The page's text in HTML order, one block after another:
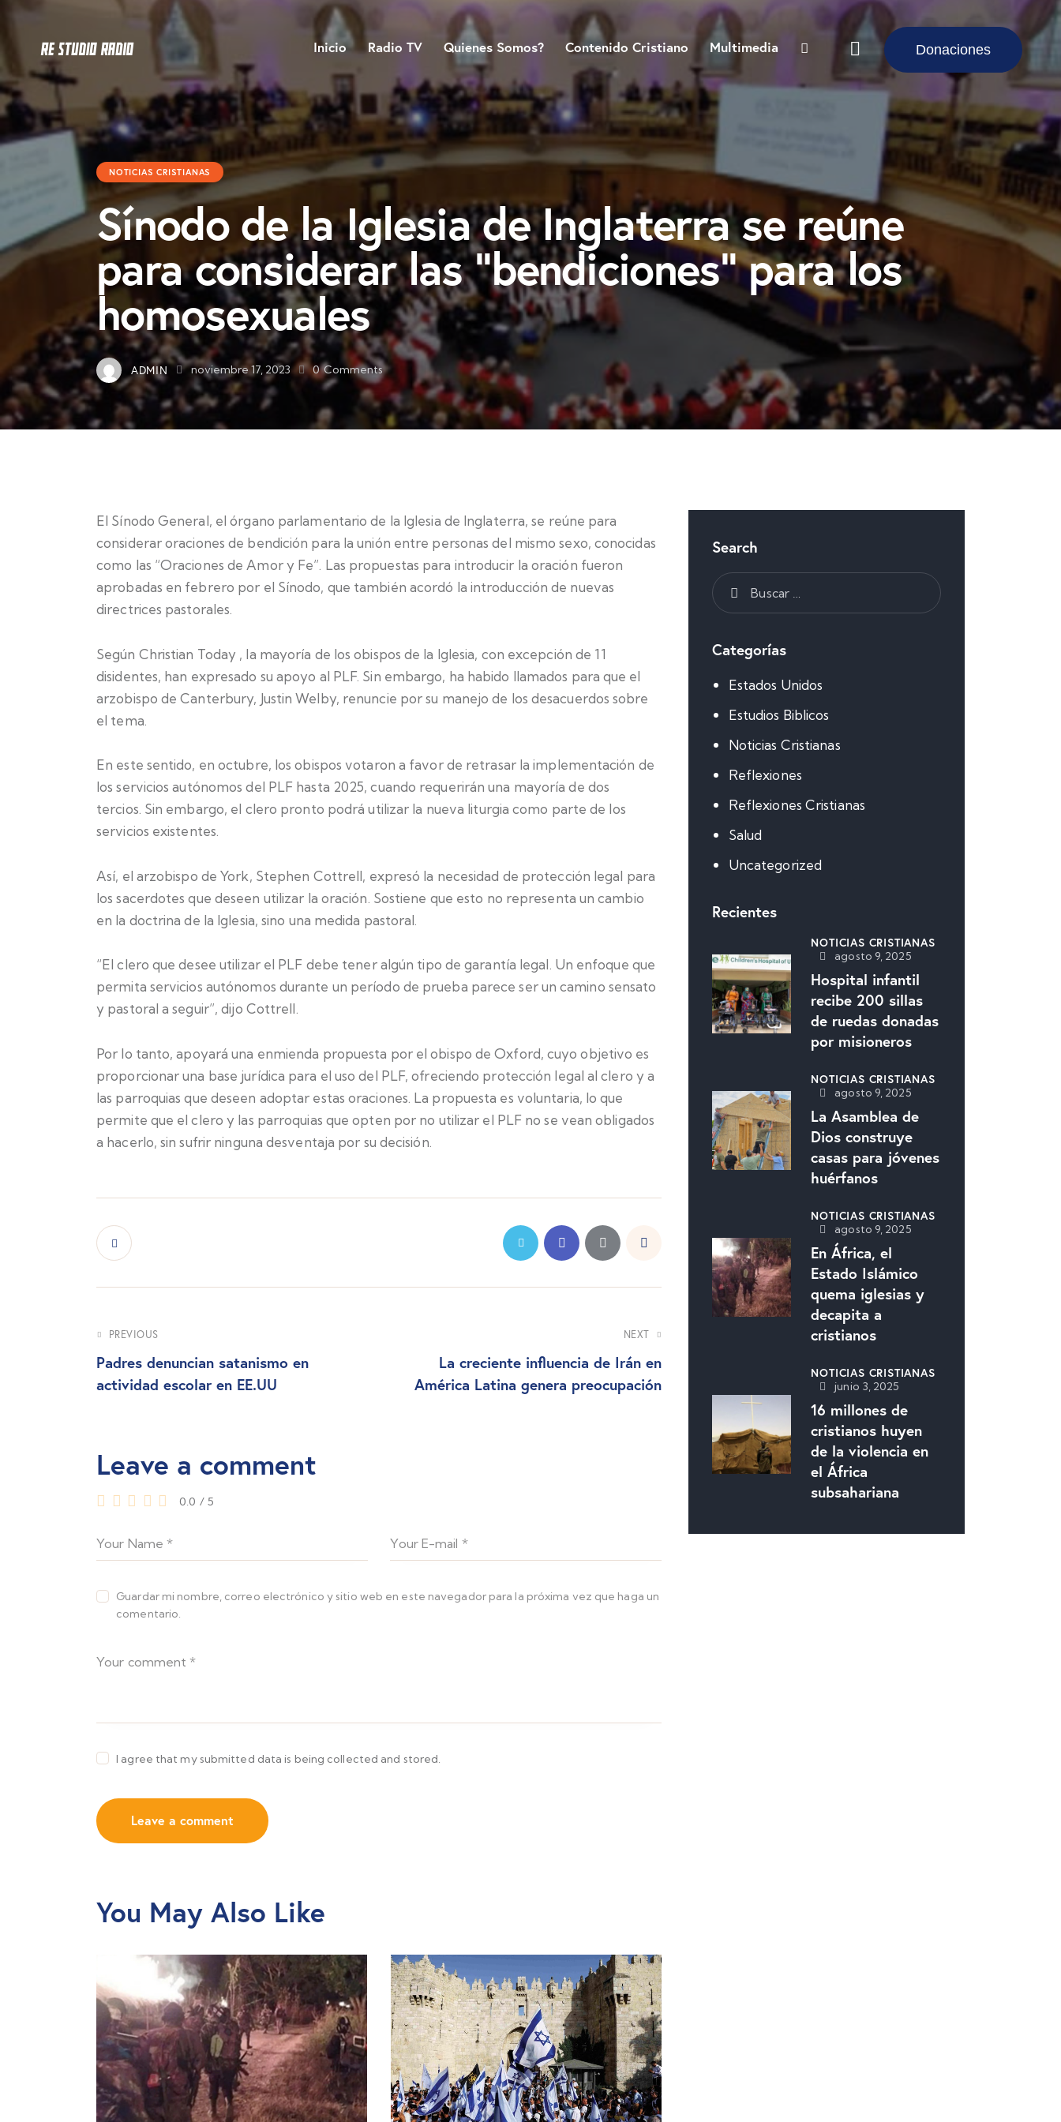
Inicio Radio TV Quienes Somos? Contenido Cristiano Multimedia Donaciones
NOTICIAS CRISTIANAS
Sínodo de la Iglesia de Inglaterra se reúne
para considerar las “bendiciones” para los
homosexuales
ADMIN noviembre 17, 2023 0 Comments
El Sínodo General, el órgano parlamentario de la Iglesia de Inglaterra, se reúne para
considerar oraciones de bendición para la unión entre personas del mismo sexo, conocidas
como las “Oraciones de Amor y Fe”. Las propuestas para introducir la oración fueron
aprobadas en febrero por el Sínodo, que también acordó la introducción de nuevas
directrices pastorales.
Según Christian Today , la mayoría de los obispos de la Iglesia, con excepción de 11
disidentes, han expresado su apoyo al PLF. Sin embargo, ha habido llamados para que el
arzobispo de Canterbury, Justin Welby, renuncie por su manejo de los desacuerdos sobre
el tema.
En este sentido, en octubre, los obispos votaron a favor de retrasar la implementación de
los servicios autónomos del PLF hasta 2025, cuando requerirán una mayoría de dos
tercios. Sin embargo, el clero pronto podrá utilizar la nueva liturgia como parte de los
servicios existentes.
Así, el arzobispo de York, Stephen Cottrell, expresó la necesidad de protección legal para
los sacerdotes que deseen utilizar la oración. Sostiene que esto no representa un cambio
en la doctrina de la Iglesia, sino una medida pastoral.
“El clero que desee utilizar el PLF debe tener algún tipo de garantía legal. Un enfoque que
permita servicios autónomos durante un período de prueba parece ser un camino sensato
y pastoral a seguir”, dijo Cottrell.
Por lo tanto, apoyará una enmienda propuesta por el obispo de Oxford, cuyo objetivo es
proporcionar una base jurídica para el uso del PLF, ofreciendo protección legal al clero y a
las parroquias que deseen adoptar estas oraciones. La propuesta es voluntaria, lo que
permite que el clero y las parroquias que opten por no utilizar el PLF no se vean obligados
a hacerlo, sin sufrir ninguna desventaja por su decisión.
PREVIOUS
Padres denuncian satanismo en
actividad escolar en EE.UU
NEXT
La creciente influencia de Irán en
América Latina genera preocupación
Leave a comment
0.0 / 5
Guardar mi nombre, correo electrónico y sitio web en este navegador para la próxima vez que haga un
comentario.
I agree that my submitted data is being collected and stored.
You May Also Like
Search
Categorías
Estados Unidos
Estudios Biblicos
Noticias Cristianas
Reflexiones
Reflexiones Cristianas
Salud
Uncategorized
Recientes
NOTICIAS CRISTIANAS
agosto 9, 2025
Hospital infantil
recibe 200 sillas
de ruedas donadas
por misioneros
NOTICIAS CRISTIANAS
agosto 9, 2025
La Asamblea de
Dios construye
casas para jóvenes
huérfanos
NOTICIAS CRISTIANAS
agosto 9, 2025
En África, el
Estado Islámico
quema iglesias y
decapita a
cristianos
NOTICIAS CRISTIANAS
junio 3, 2025
16 millones de
cristianos huyen
de la violencia en
el África
subsahariana